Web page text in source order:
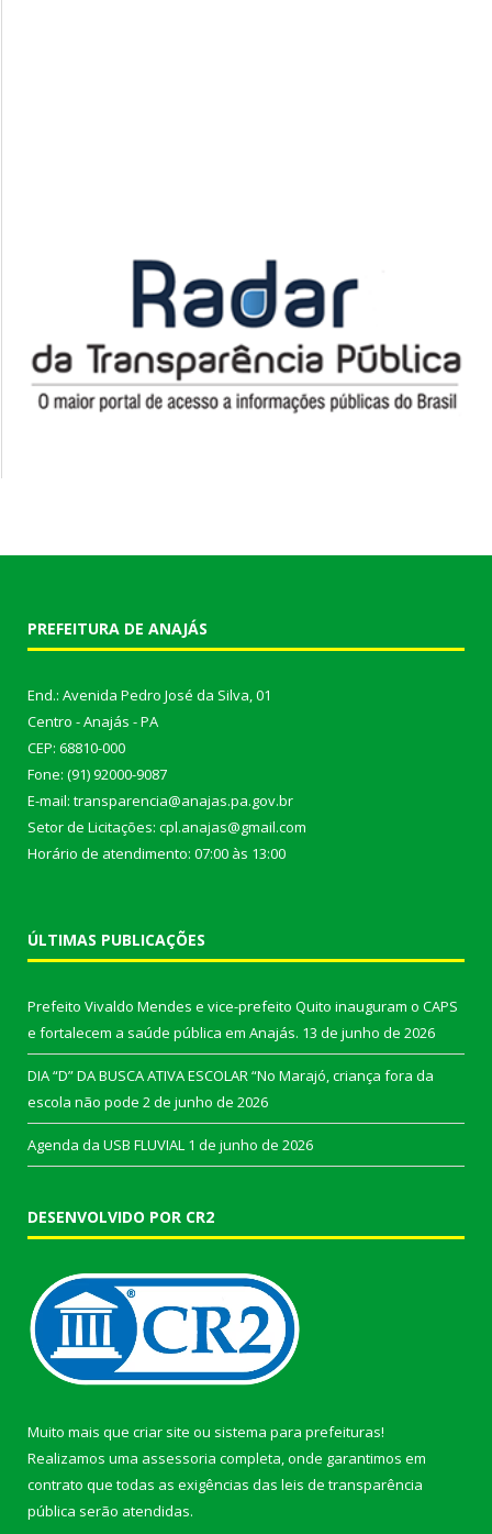
PREFEITURA DE ANAJÁS
End.: Avenida Pedro José da Silva, 01
Centro - Anajás - PA
CEP: 68810-000
Fone: (91) 92000-9087
E-mail: transparencia@anajas.pa.gov.br
Setor de Licitações: cpl.anajas@gmail.com
Horário de atendimento: 07:00 às 13:00
ÚLTIMAS PUBLICAÇÕES
Prefeito Vivaldo Mendes e vice-prefeito Quito inauguram o CAPS
e fortalecem a saúde pública em Anajás. 13 de junho de 2026
DIA “D” DA BUSCA ATIVA ESCOLAR “No Marajó, criança fora da
escola não pode 2 de junho de 2026
Agenda da USB FLUVIAL 1 de junho de 2026
DESENVOLVIDO POR CR2
Muito mais que criar site ou sistema para prefeituras!
Realizamos uma assessoria completa, onde garantimos em
contrato que todas as exigências das leis de transparência
pública serão atendidas.